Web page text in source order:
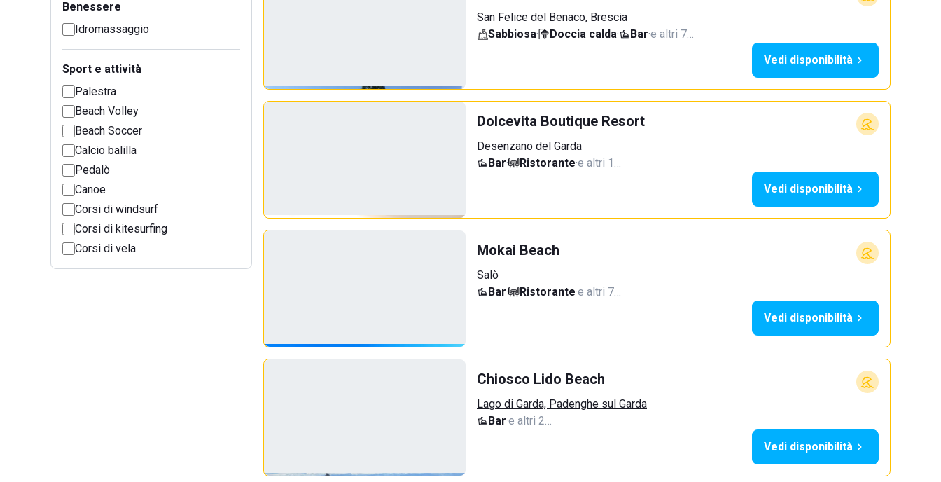
Benessere
Idromassaggio
Sport e attività
Palestra
Beach Volley
Beach Soccer
Calcio balilla
Pedalò
Canoe
Corsi di windsurf
Corsi di kitesurfing
Corsi di vela
San Felice del Benaco, Brescia
Sabbiosa· Doccia calda· Bar·e altri 7…
Vedi disponibilità
Dolcevita Boutique Resort
Desenzano del Garda
Bar· Ristorante·e altri 1…
Vedi disponibilità
Mokai Beach
Salò
Bar· Ristorante·e altri 7…
Vedi disponibilità
Chiosco Lido Beach
Lago di Garda, Padenghe sul Garda
Bar·e altri 2…
Vedi disponibilità